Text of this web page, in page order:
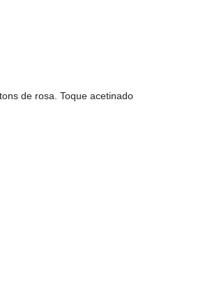
de rosa. Toque acetinado